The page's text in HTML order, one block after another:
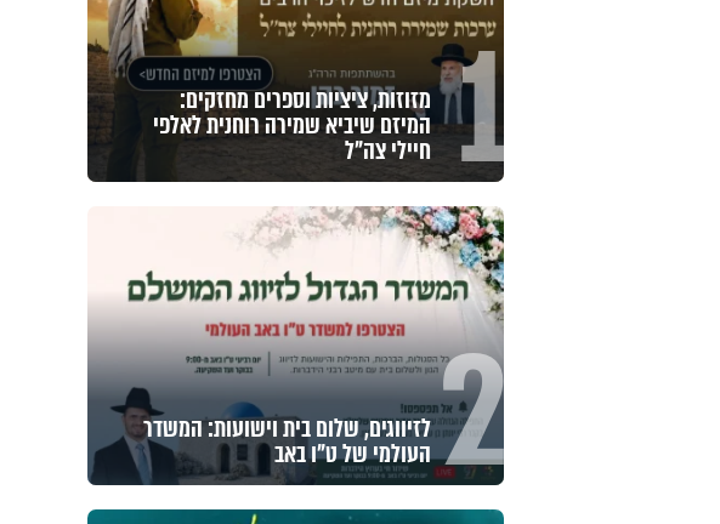
1 מזוזות, ציציות וספרים מחזקים:
המיזם שיביא שמירה רוחנית לאלפי
חיילי צה"ל
2 לזיווגים, שלום בית וישועות: המשדר
העולמי של ט"ו באב